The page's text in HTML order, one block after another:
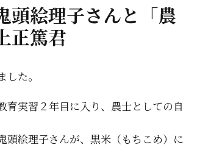
頭絵理子さんと「農
正篤君
た。
育実習２年目に入り、農士としての自
頭絵理子さんが、黒米（もちこめ）に